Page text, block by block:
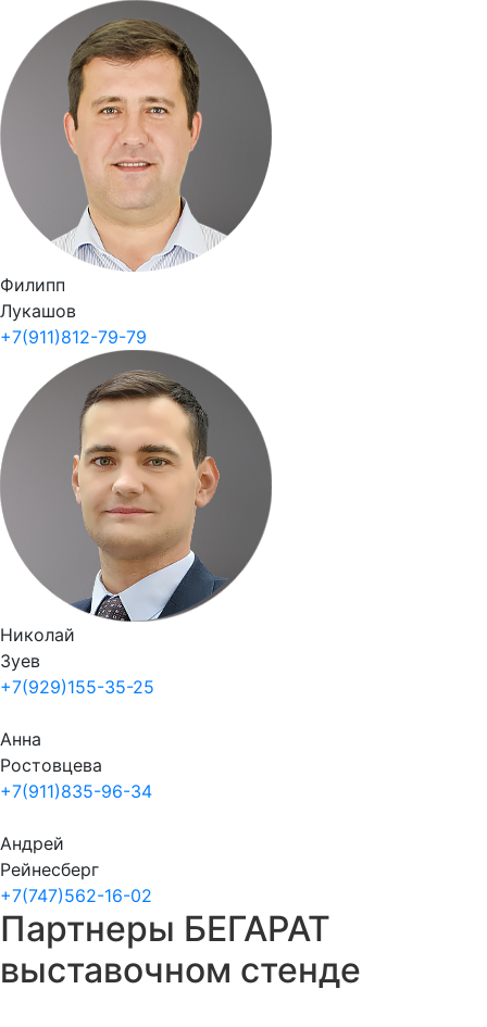
Филипп
Лукашов
+7(911)812-79-79
Николай
Зуев
+7(929)155-35-25
Анна
Ростовцева
+7(911)835-96-34
Андрей
Рейнесберг
+7(747)562-16-02
Партнеры БЕГАРАТ
выставочном стенде